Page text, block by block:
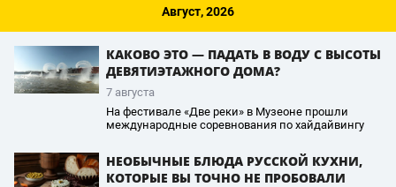
Август, 2026
КАКОВО ЭТО — ПАДАТЬ В ВОДУ С ВЫСОТЫ
ДЕВЯТИЭТАЖНОГО ДОМА?
7 августа
На фестивале «Две реки» в Музеоне прошли
международные соревнования по хайдайвингу
НЕОБЫЧНЫЕ БЛЮДА РУССКОЙ КУХНИ,
КОТОРЫЕ ВЫ ТОЧНО НЕ ПРОБОВАЛИ